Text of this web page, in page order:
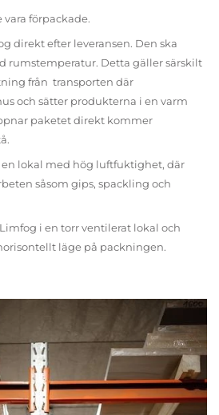
förpackade.
direkt efter leveransen. Den ska
rumstemperatur. Detta gäller särskilt
från transporten där
och sätter produkterna i en varm
paketet direkt kommer
en lokal med hög luftfuktighet, där
såsom gips, spackling och
i en torr ventilerat lokal och
läge på packningen.